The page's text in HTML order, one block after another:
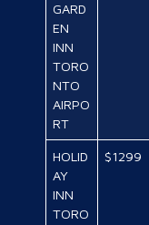
GARD
EN
INN
TORO
NTO
AIRPO
RT
HOLID
AY
INN
TORO
$1299